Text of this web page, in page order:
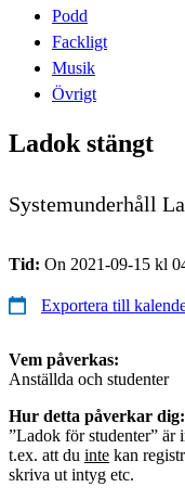
Podd
Fackligt
Musik
Övrigt
Ladok stängt
Systemunderhåll
Tid: On 2021-09-15 kl
Exportera till
Vem påverkas:
Anställda och studenter
Hur detta påverkar dig:
”Ladok för studenter” är
t.ex. att du inte kan
skriva ut intyg etc.